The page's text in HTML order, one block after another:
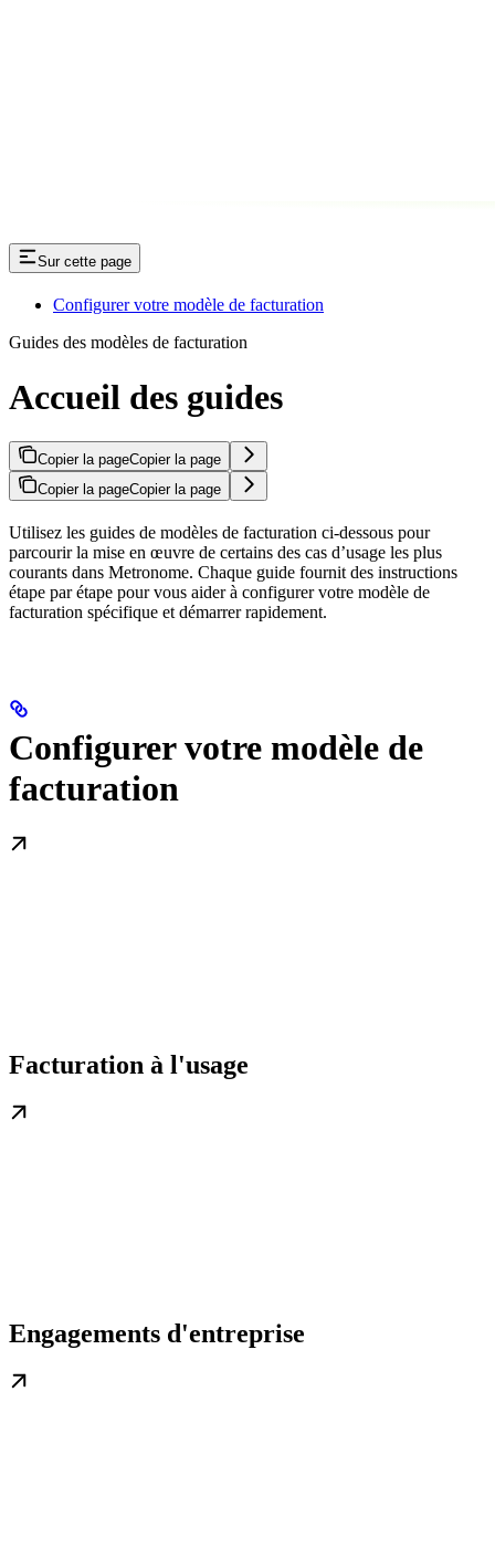
Sur cette page
Configurer votre modèle de facturation
Guides des modèles de facturation
Accueil des guides
Copier la pageCopier la page
Copier la pageCopier la page
Utilisez les guides de modèles de facturation ci-dessous pour
parcourir la mise en œuvre de certains des cas d’usage les plus
courants dans Metronome. Chaque guide fournit des instructions
étape par étape pour vous aider à configurer votre modèle de
facturation spécifique et démarrer rapidement.
Configurer votre modèle de
facturation
Facturation à l'usage
Engagements d'entreprise